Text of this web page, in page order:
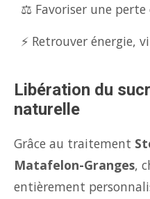
⚖️ Favoriser une
⚡ Retrouver énergie,
Libération du
naturelle
Grâce au traitement
Matafelon-Granges,
entièrement